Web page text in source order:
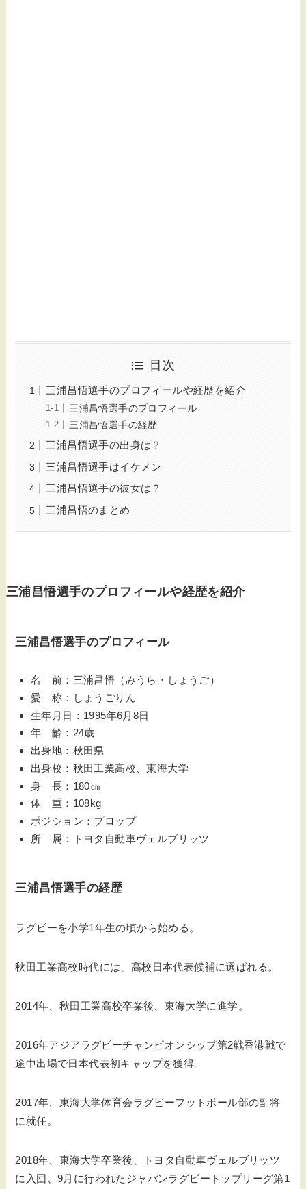
目次
三浦昌悟選手のプロフィールや経歴を紹介
三浦昌悟選手のプロフィール
三浦昌悟選手の経歴
三浦昌悟選手の出身は？
三浦昌悟選手はイケメン
三浦昌悟選手の彼女は？
三浦昌悟のまとめ
三浦昌悟選手のプロフィールや経歴を紹介
三浦昌悟選手のプロフィール
名 前：三浦昌悟（みうら・しょうご）
愛 称：しょうごりん
生年月日：1995年6月8日
年 齡：24歳
出身地：秋田県
出身校：秋田工業高校、東海大学
身 長：180㎝
体 重：108kg
ポジション：プロップ
所 属：トヨタ自動車ヴェルブリッツ
三浦昌悟選手の経歴
ラグビーを小学1年生の頃から始める。
秋田工業高校時代には、高校日本代表候補に選ばれる。
2014年、秋田工業高校卒業後、東海大学に進学。
2016年アジアラグビーチャンピオンシップ第2戦香港戦で
途中出場で日本代表初キャップを獲得。
2017年、東海大学体育会ラグビーフットボール部の副将
に就任。
2018年、東海大学卒業後、トヨタ自動車ヴェルブリッツ
に入団、9月に行われたジャパンラグビートップリーグ第1